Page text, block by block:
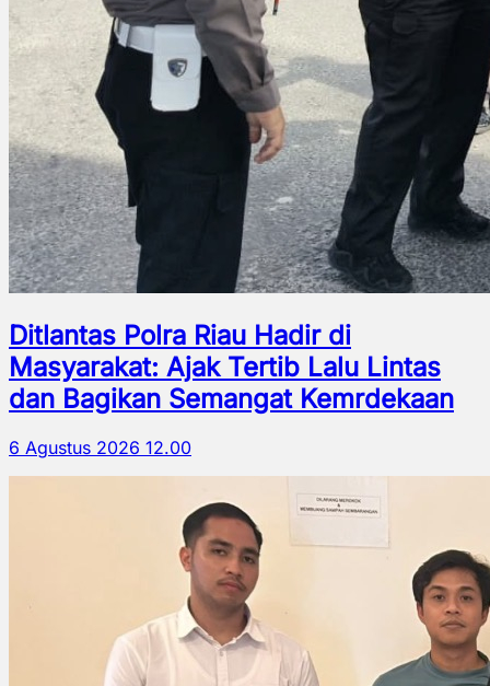
Ditlantas Polra Riau Hadir di
Masyarakat: Ajak Tertib Lalu Lintas
dan Bagikan Semangat Kemrdekaan
6 Agustus 2026 12.00